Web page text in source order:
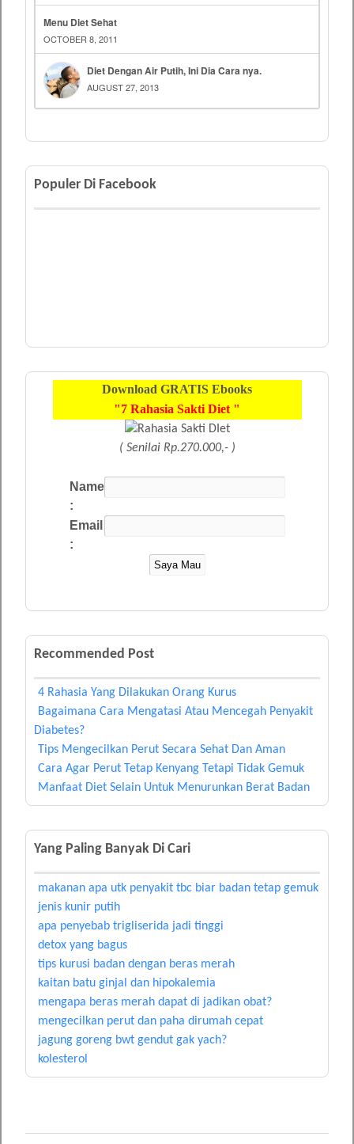
Menu Diet Sehat
OCTOBER 8, 2011
Diet Dengan Air Putih, Ini Dia Cara nya.
AUGUST 27, 2013
Populer Di Facebook
Download GRATIS Ebooks
"7 Rahasia Sakti Diet "
( Senilai Rp.270.000,- )
Name
:
Email
:
Recommended Post
4 Rahasia Yang Dilakukan Orang Kurus
Bagaimana Cara Mengatasi Atau Mencegah Penyakit
Diabetes?
Tips Mengecilkan Perut Secara Sehat Dan Aman
Cara Agar Perut Tetap Kenyang Tetapi Tidak Gemuk
Manfaat Diet Selain Untuk Menurunkan Berat Badan
Yang Paling Banyak Di Cari
makanan apa utk penyakit tbc biar badan tetap gemuk
jenis kunir putih
apa penyebab trigliserida jadi tinggi
detox yang bagus
tips kurusi badan dengan beras merah
kaitan batu ginjal dan hipokalemia
mengapa beras merah dapat di jadikan obat?
mengecilkan perut dan paha dirumah cepat
jagung goreng bwt gendut gak yach?
kolesterol